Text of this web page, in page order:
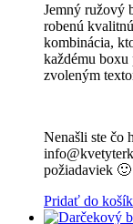
Jemný ružový
robenú
kombinácia,
každému
zvoleným
Nenašli ste čo
požiadaviek 🙂
Pridať do